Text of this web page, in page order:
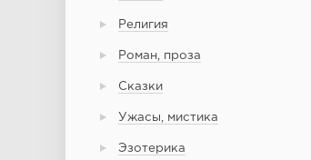
Религия
Роман, проза
Сказки
Ужасы, мистика
Эзотерика